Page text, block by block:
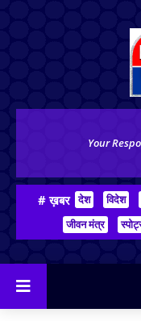
Your
# ख़बर देश विदेश
जीवन मंत्र